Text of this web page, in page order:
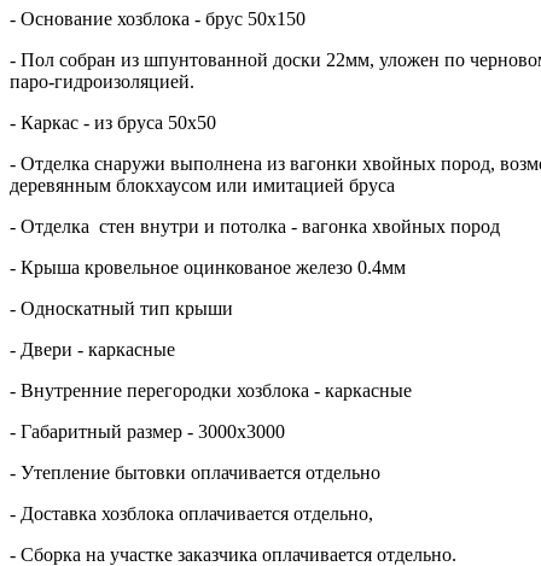
- Основание хозблока - брус 50х150
- Пол собран из шпунтованной доски 22мм, уложен по
паро-гидроизоляцией.
- Каркас - из бруса 50х50
- Отделка снаружи выполнена из вагонки хвойных пород,
деревянным блокхаусом или имитацией бруса
- Отделка стен внутри и потолка - вагонка хвойных пород
- Крыша кровельное оцинкованое железо 0.4мм
- Односкатный тип крыши
- Двери - каркасные
- Внутренние перегородки хозблока - каркасные
- Габаритный размер - 3000х3000
- Утепление бытовки оплачивается отдельно
- Доставка хозблока оплачивается отдельно,
- Сборка на участке заказчика оплачивается отдельно.